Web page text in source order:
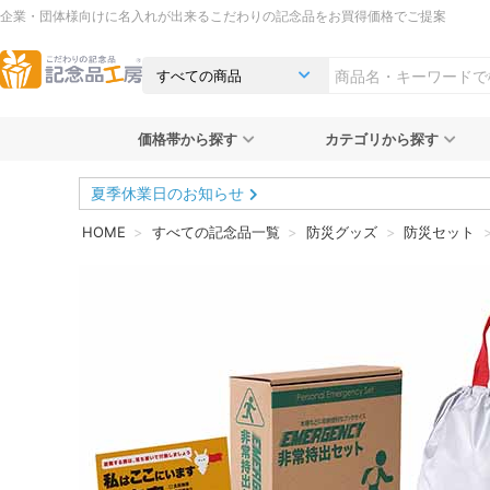
企業・団体様向けに名入れが出来るこだわりの記念品をお買得価格でご提案
価格帯から探す カテゴリから探す
夏季休業日のお知らせ
HOME すべての記念品一覧 防災グッズ 防災セット